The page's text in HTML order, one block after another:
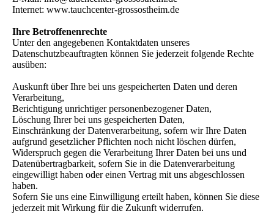
Internet: www.tauchcenter-grossostheim.de
Ihre Betroffenenrechte
Unter den angegebenen Kontaktdaten unseres
Datenschutzbeauftragten können Sie jederzeit folgende Rechte
ausüben:
Auskunft über Ihre bei uns gespeicherten Daten und deren
Verarbeitung,
Berichtigung unrichtiger personenbezogener Daten,
Löschung Ihrer bei uns gespeicherten Daten,
Einschränkung der Datenverarbeitung, sofern wir Ihre Daten
aufgrund gesetzlicher Pflichten noch nicht löschen dürfen,
Widerspruch gegen die Verarbeitung Ihrer Daten bei uns und
Datenübertragbarkeit, sofern Sie in die Datenverarbeitung
eingewilligt haben oder einen Vertrag mit uns abgeschlossen
haben.
Sofern Sie uns eine Einwilligung erteilt haben, können Sie diese
jederzeit mit Wirkung für die Zukunft widerrufen.